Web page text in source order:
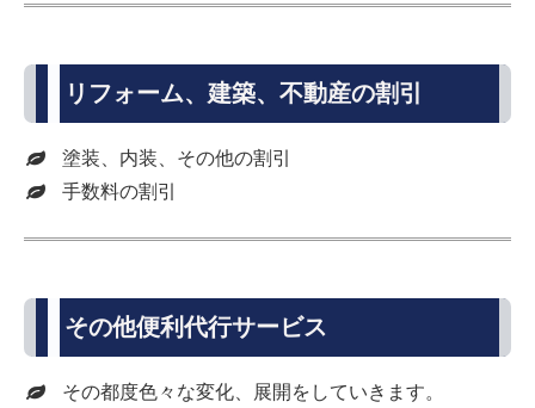
リフォーム、建築、不動産の割引
塗装、内装、その他の割引
手数料の割引
その他便利代行サービス
その都度色々な変化、展開をしていきます。